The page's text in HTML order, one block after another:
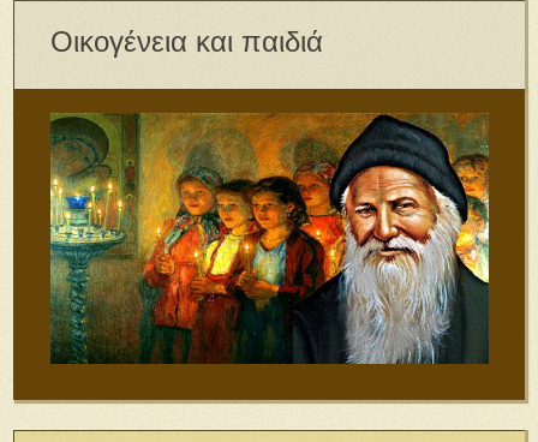
Οικογένεια και παιδιά